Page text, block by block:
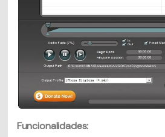
Funcionalidades: